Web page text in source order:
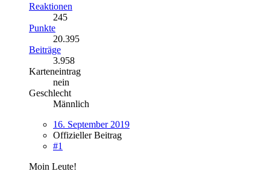
Reaktionen
245
Punkte
20.395
Beiträge
3.958
Karteneintrag
nein
Geschlecht
Männlich
16. September 2019
Offizieller Beitrag
#1
Moin Leute!